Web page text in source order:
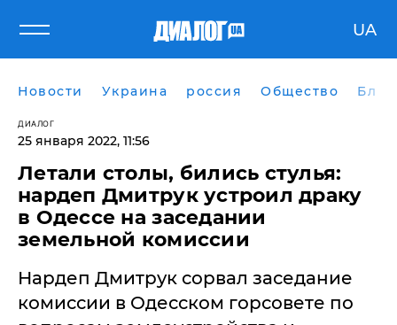
UA
Новости Украина россия Общество
ДИАЛОГ
25 января 2022, 11:56
Летали столы, бились стулья:
нардеп Дмитрук устроил драку
в Одессе на заседании
земельной комиссии
Нардеп Дмитрук сорвал заседание
комиссии в Одесском горсовете по